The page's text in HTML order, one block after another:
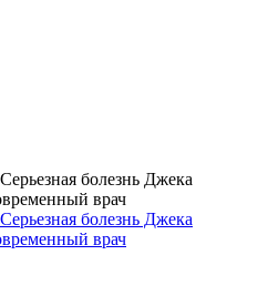
болезнь Джека
врач
болезнь Джека
врач